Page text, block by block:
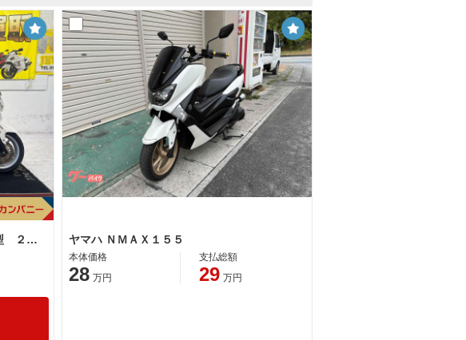
ヤマハ ＮＭＡＸ１５５ ＳＧ５０Ｊ型 ２０１８年モデル 社外ナックルガード リアキャリア ヤマハ ＮＭＡＸ１５５
本体価格
28 万円
支払総額
29 万円